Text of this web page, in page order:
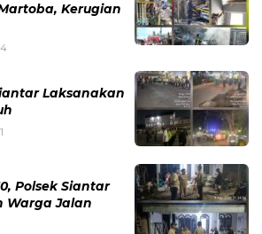
Kerugian
Laksanakan
Polsek Siantar
Warga Jalan